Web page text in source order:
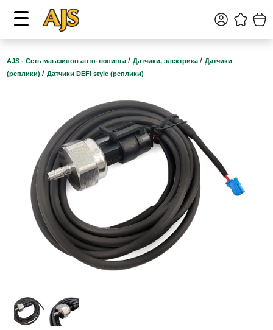
AJS - Сеть магазинов авто-тюнинга / Датчики, электрика / Датчики
(реплики) / Датчики DEFI style (реплики)